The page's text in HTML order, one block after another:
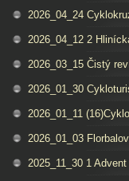
2026_04_24
2026_04_12 2
2026_03_15 Čistý
2026_01_30
2026_01_11
2026_01_03
2025_11_30 1